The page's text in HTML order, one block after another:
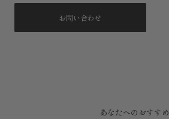
お問い合わせ
あなたへのおすすめ